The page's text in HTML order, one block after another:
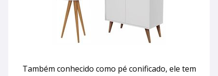
Também conhecido como pé conificado, ele tem